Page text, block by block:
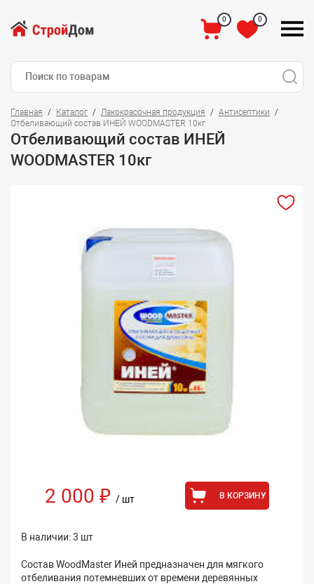
0 0
Главная Каталог Лакокрасочная продукция
Антисептики
Отбеливающий состав ИНЕЙ WOODMASTER 10кг
Отбеливающий состав ИНЕЙ
WOODMASTER 10кг
2 000 ₽ / шт В КОРЗИНУ
В наличии: 3 шт
Состав WoodMaster Иней предназначен для мягкого
отбеливания потемневших от времени деревянных